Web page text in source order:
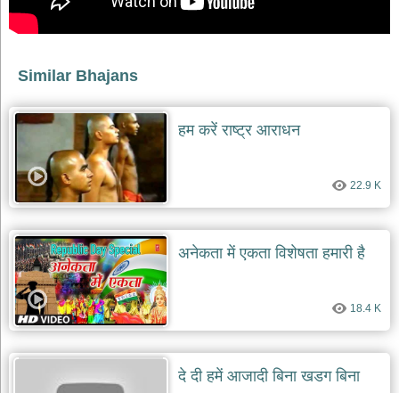
देश
भजन
patriotic
खाटू
भजन
khatu
shaym
bhajans
रानी
सती
दादी
भजन
rani
sati
dadi
Similar Bhajans
हम करें राष्ट्र आराधन
22.9 K
अनेकता में एकता विशेषता हमारी है
18.4 K
दे दी हमें आजादी बिना खडग बिना